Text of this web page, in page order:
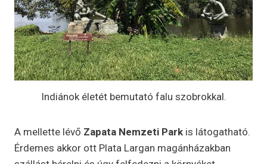
Indiánok életét bemutató falu szobrokkal.
A mellette lévő Zapata Nemzeti Park is látogatható.
Érdemes akkor ott Plata Largan magánházakban